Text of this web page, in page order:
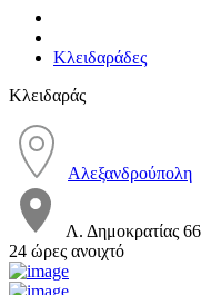
Κλειδαράδες
Κλειδαράς
Αλεξανδρούπολη
Λ. Δημοκρατίας
24 ώρες ανοιχτό